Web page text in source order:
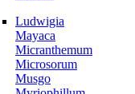
Ludwigia
Mayaca
Micranthemum
Microsorum
Musgo